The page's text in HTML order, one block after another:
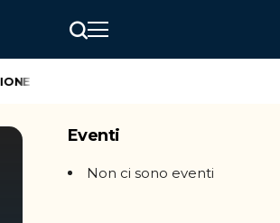
GreenMindAI Catania: l’hackathon
Eventi
Non ci sono eventi